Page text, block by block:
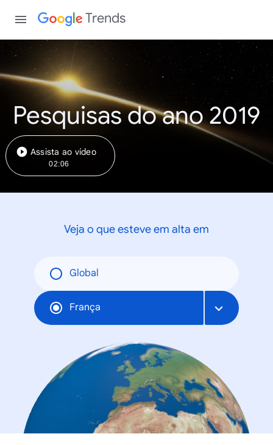
Trends
Pesquisas do ano 2019
Assista ao vídeo
02:06
Veja o que esteve em alta em
Global
França